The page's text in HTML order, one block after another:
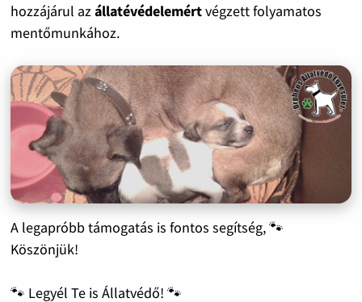
hozzájárul azállatévédelemértvégzett folyamatos
mentőmunkához.
A legapróbb támogatás is fontos segítség, 🐾
Köszönjük!
🐾 Legyél Te is Állatvédő! 🐾